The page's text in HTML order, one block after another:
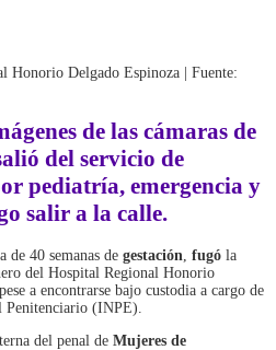
Honorio Delgado Espinoza | Fuente:
de las cámaras de
del servicio de
pediatría, emergencia y
salir a la calle.
de 40 semanas de gestación fugó la
del Hospital Regional Honorio
pese a encontrarse bajo custodia a cargo de
Penitenciario (INPE).
del penal de Mujeres de